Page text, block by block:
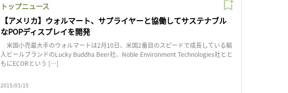
トップニュース
【アメリカ】ウォルマート、サプライヤーと協働してサステナブル
なPOPディスプレイを開発
米国小売最大手のウォルマートは2月10日、米国2番目のスピードで成長している輸
入ビールブランドのLucky Buddha Beer社、Noble Environment Technologies社とと
もにECORという […]
2015/03/15